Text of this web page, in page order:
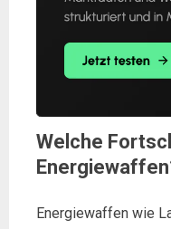
Welche
Energiewaffen wie